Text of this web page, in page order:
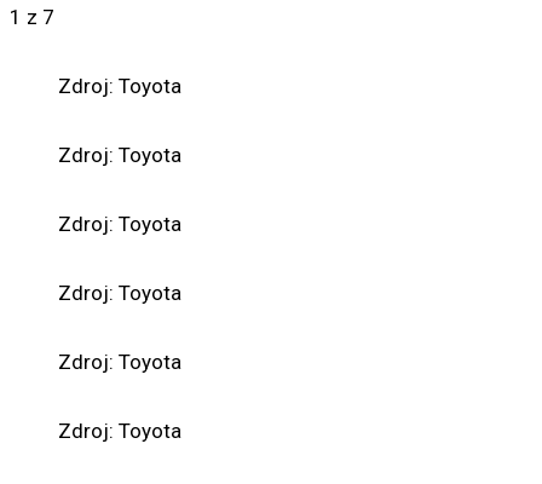
1 z 7
Zdroj: Toyota
Zdroj: Toyota
Zdroj: Toyota
Zdroj: Toyota
Zdroj: Toyota
Zdroj: Toyota